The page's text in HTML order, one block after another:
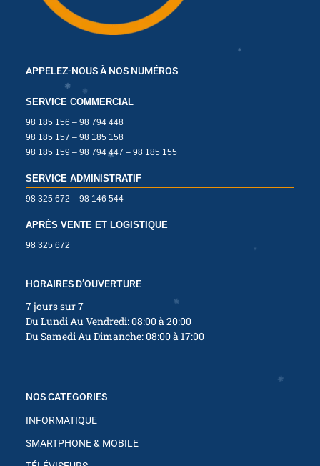
APPELEZ-NOUS À NOS NUMÉROS
SERVICE COMMERCIAL
98 185 156 – 98 794 448
98 185 157 – 98 185 158
98 185 159 – 98 794 447 – 98 185 155
SERVICE ADMINISTRATIF
98 325 672 – 98 146 544
APRÈS VENTE ET LOGISTIQUE
98 325 672
HORAIRES D’OUVERTURE
7 jours sur 7
Du Lundi Au Vendredi: 08:00 à 20:00
Du Samedi Au Dimanche: 08:00 à 17:00
NOS CATEGORIES
INFORMATIQUE
SMARTPHONE & MOBILE
✱